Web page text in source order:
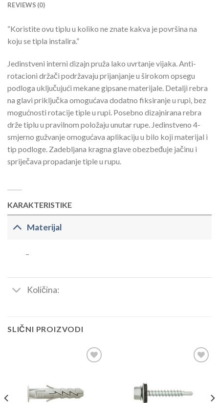
REVIEWS (0)
“Koristite ovu tiplu u koliko ne znate kakva je površina na
koju se tipla instalira.”
Jedinstveni interni dizajn pruža lako uvrtanje vijaka. Anti-
rotacioni držači podržavaju prijanjanje u širokom opsegu
podloga uključujući mekane gipsane materijale. Detalji rebra
na glavi priključka omogućava dodatno fiksiranje u rupi, bez
mogućnosti rotacije tiple u rupi. Posebno dizajnirana rebra
drže tiplu u pravilnom položaju unutar rupe. Jedinstveno 4-
smjerno gužvanje omogućava aplikaciju u bilo koji materijal i
tip podloge. Zadebljana kragna glave obezbeđuje jačinu i
spriječava propadanje tiple u rupu.
KARAKTERISTIKE
Materijal
–
Količina:
SLIČNI PROIZVODI